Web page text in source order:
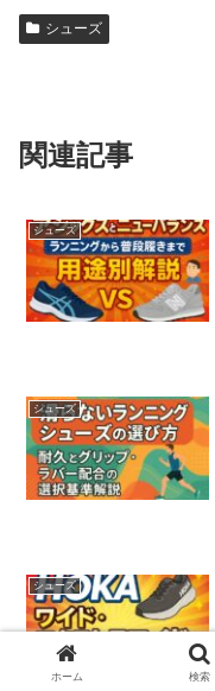
シューズ
関連記事
シューズ
シューズ
シューズ
ホーム 検索